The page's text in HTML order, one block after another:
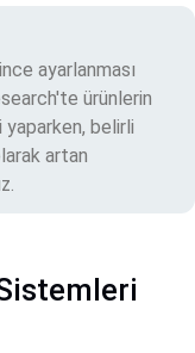
ayarlanması
ürünlerin
belirli
artan